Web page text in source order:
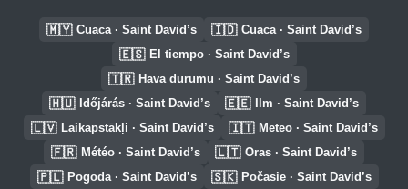
🇲🇾 Cuaca · Saint David’s 🇮🇩 Cuaca · Saint David’s
🇪🇸 El tiempo · Saint David’s
🇹🇷 Hava durumu · Saint David’s
🇭🇺 Időjárás · Saint David’s 🇪🇪 Ilm · Saint David’s
🇱🇻 Laikapstākļi · Saint David’s 🇮🇹 Meteo · Saint David’s
🇫🇷 Météo · Saint David’s 🇱🇹 Oras · Saint David’s
🇵🇱 Pogoda · Saint David’s 🇸🇰 Počasie · Saint David’s